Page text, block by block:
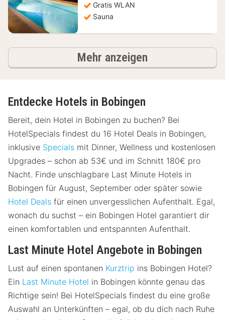
Gratis WLAN
Sauna
Mehr anzeigen
Entdecke Hotels in Bobingen
Bereit, dein Hotel in Bobingen zu buchen? Bei
HotelSpecials findest du 16 Hotel Deals in Bobingen,
inklusive Specials mit Dinner, Wellness und kostenlosen
Upgrades – schon ab 53€ und im Schnitt 180€ pro
Nacht. Finde unschlagbare Last Minute Hotels in
Bobingen für August, September oder später sowie
Hotel Deals für einen unvergesslichen Aufenthalt. Egal,
wonach du suchst – ein Bobingen Hotel garantiert dir
einen komfortablen und entspannten Aufenthalt.
Last Minute Hotel Angebote in Bobingen
Lust auf einen spontanen Kurztrip ins Bobingen Hotel?
Ein Last Minute Hotel in Bobingen könnte genau das
Richtige sein! Bei HotelSpecials findest du eine große
Auswahl an Unterkünften – egal, ob du dich nach Ruhe